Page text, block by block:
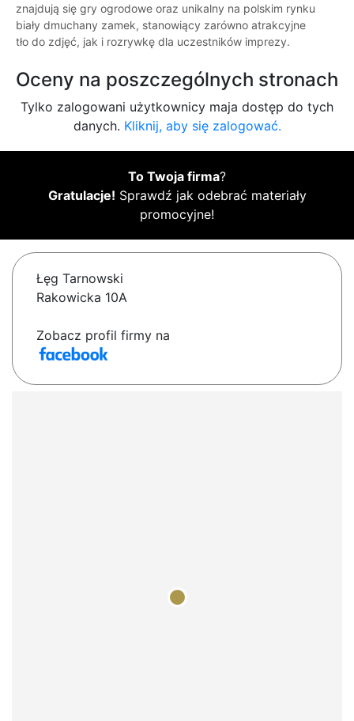
znajdują się gry ogrodowe oraz unikalny na polskim rynku
biały dmuchany zamek, stanowiący zarówno atrakcyjne
tło do zdjęć, jak i rozrywkę dla uczestników imprezy.
Oceny na poszczególnych stronach
Tylko zalogowani użytkownicy maja dostęp do tych
danych. Kliknij, aby się zalogować.
To Twoja firma?
Gratulacje! Sprawdź jak odebrać materiały
promocyjne!
Łęg Tarnowski
Rakowicka 10A
Zobacz profil firmy na